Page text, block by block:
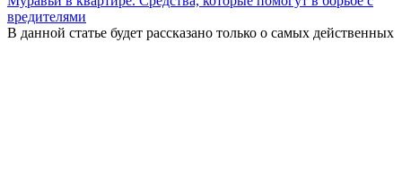
вредителями
В данной статье будет рассказано только о самых действенных